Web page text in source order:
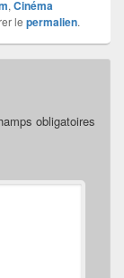
,Cinéma
le permalien.
obligatoires